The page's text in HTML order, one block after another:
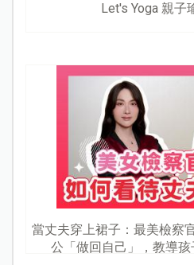
Let's Yoga 親子
當丈夫穿上裙子：最美檢察
公「做回自己」，教導